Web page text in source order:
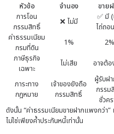
หัวข้อ
จำนอง
ขาย
การโอน
กรรมสิทธิ์
❌ ไม่มี
✅ มี
ไถ่ถอ
ค่าธรรมเนียม
กรมที่ดิน
1%
2%
ภาษีธุรกิจ
เฉพาะ
ไม่เสีย
อาจต้อ
ภาระทาง
กฎหมาย
เจ้าของยังถือ
กรรมสิทธิ์
ผู้รับฝ
กรรม
ชั่วค
ดังนั้น “ค่าธรรมเนียมขายฝากแพงกว่า”
ไม่ใช่เพียงค้ำประกันหนี้เท่านั้น